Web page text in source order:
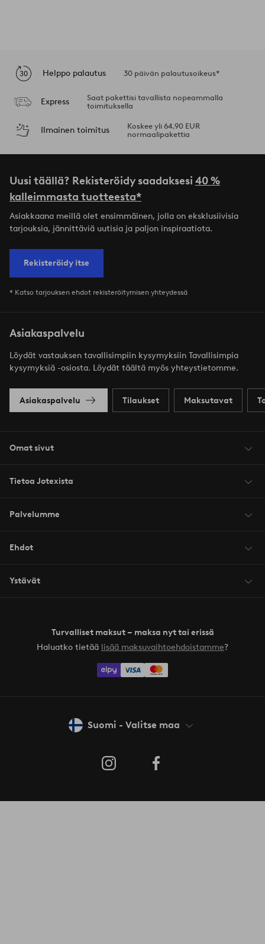
Helppo palautus 30 päivän palautusoikeus*
Express
Saat pakettisi tavallista nopeammalla
toimituksella
Ilmainen toimitus
Koskee yli 64,90 EUR
normaalipakettia
Uusi täällä? Rekisteröidy saadaksesi 40 %
kalleimmasta tuotteesta*
Asiakkaana meillä olet ensimmäinen, jolla on eksklusiivisia
tarjouksia, jännittäviä uutisia ja paljon inspiraatiota.
Rekisteröidy itse
* Katso tarjouksen ehdot rekisteröitymisen yhteydessä
Asiakaspalvelu
Löydät vastauksen tavallisimpiin kysymyksiin Tavallisimpia
kysymyksiä -osiosta. Löydät täältä myös yhteystietomme.
Asiakaspalvelu Tilaukset Maksutavat
Omat sivut
Tietoa Jotexista
Palvelumme
Ehdot
Ystävät
Turvalliset maksut – maksa nyt tai erissä
Haluatko tietää lisää maksuvaihtoehdoistamme?
elpy
Suomi - Valitse maa
Instagram Facebook